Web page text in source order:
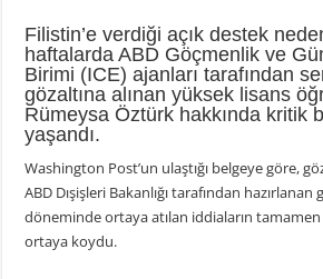
Filistin’e verdiği açık destek
haftalarda ABD Göçmenlik ve
Birimi (ICE) ajanları tarafından
gözaltına alınan yüksek lisans
Rümeysa Öztürk hakkında kritik
yaşandı.
Washington Post’un ulaştığı belgeye göre,
ABD Dışişleri Bakanlığı tarafından
döneminde ortaya atılan iddiaların
ortaya koydu.